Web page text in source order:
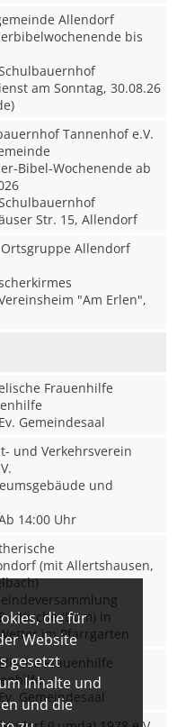
die für
Website
gesetzt
Inhalte und
und die
Allendorf
bis
am Sonntag, 30.08.26
Tannenhof e.V.
Bibel-Wochenende ab
Str. 15, Allendorf
Ortsgruppe Allendorf
"Am Erlen",
Frauenhilfe
Ev. Gemeindesaal
und Verkehrsverein
und
14:00 Uhr
(mit Allertshausen,
Kirche (Dom) in
im Pfarrgarten
Frauenhilfe
Ev. Gemeindesaal